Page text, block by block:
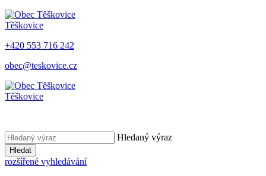
Těškovice
+420 553 716 242
obec@teskovice.cz
Těškovice
Hledaný výraz
Hledat
rozšířené vyhledávání